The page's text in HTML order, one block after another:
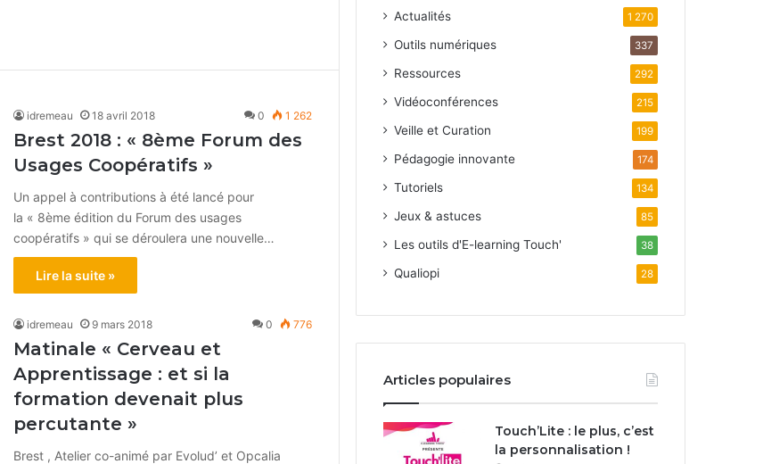
idremeau 18 avril 2018 0 1 262
Brest 2018 : « 8ème Forum des
Usages Coopératifs »
Un appel à contributions à été lancé pour
la « 8ème édition du Forum des usages
coopératifs » qui se déroulera une nouvelle…
Lire la suite »
idremeau 9 mars 2018 0 776
Matinale « Cerveau et
Apprentissage : et si la
formation devenait plus
percutante »
Brest , Atelier co-animé par Evolud’ et Opcalia
Actualités 1 270
Outils numériques 337
Ressources 292
Vidéoconférences 215
Veille et Curation 199
Pédagogie innovante 174
Tutoriels 134
Jeux & astuces 85
Les outils d'E-learning Touch' 38
Qualiopi 28
Articles populaires
Touch’Lite : le plus, c’est
la personnalisation !